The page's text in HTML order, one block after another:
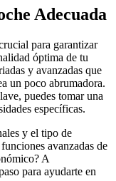
Adecuada
para garantizar
óptima de tu
y avanzadas que
un poco abrumadora.
puedes tomar una
específicas.
y el tipo de
avanzadas de
A
para ayudarte en